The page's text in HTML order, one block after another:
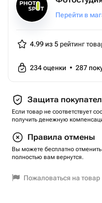
Перейти в
4.99 из 5 рейтинг
234оценки • 287
Защита
Если товар не соответствует
получить денежную
Правила отмены
Вы можете бесплатно
полностью вам вернутся.
Пожаловаться на товар